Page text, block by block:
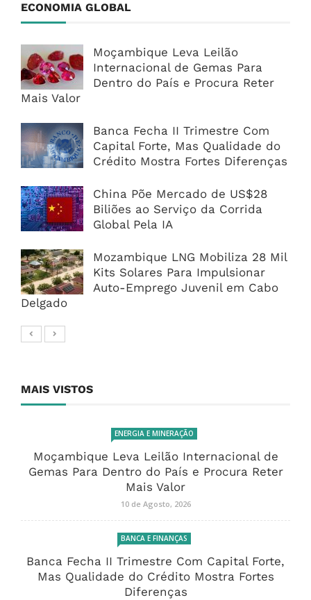
ECONOMIA GLOBAL
Moçambique Leva Leilão
Internacional de Gemas Para
Dentro do País e Procura Reter
Mais Valor
Banca Fecha II Trimestre Com
Capital Forte, Mas Qualidade do
Crédito Mostra Fortes Diferenças
China Põe Mercado de US$28
Biliões ao Serviço da Corrida
Global Pela IA
Mozambique LNG Mobiliza 28 Mil
Kits Solares Para Impulsionar
Auto-Emprego Juvenil em Cabo
Delgado
MAIS VISTOS
ENERGIA E MINERAÇÃO
Moçambique Leva Leilão Internacional de
Gemas Para Dentro do País e Procura Reter
Mais Valor
10 de Agosto, 2026
BANCA E FINANÇAS
Banca Fecha II Trimestre Com Capital Forte,
Mas Qualidade do Crédito Mostra Fortes
Diferenças